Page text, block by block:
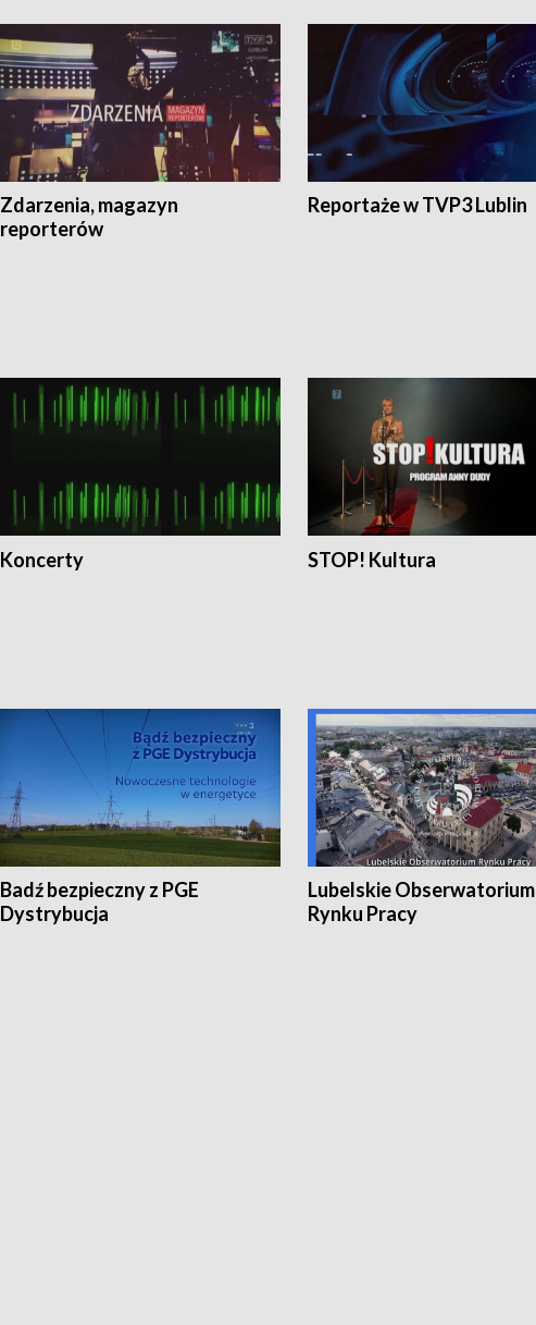
Zdarzenia, magazyn
reporterów
Reportaże w TVP3 Lublin
Koncerty STOP! Kultura
Badź bezpieczny z PGE
Dystrybucja
Lubelskie Obserwatorium
Rynku Pracy